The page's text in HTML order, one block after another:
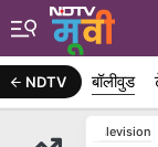
NDTV बॉलीवुड
Television